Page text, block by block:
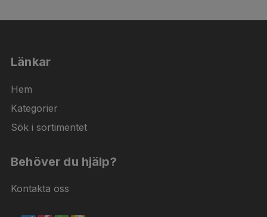
Länkar
Hem
Kategorier
Sök i sortimentet
Behöver du hjälp?
Kontakta oss